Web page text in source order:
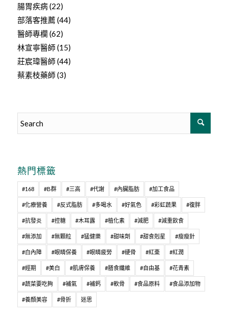
腸胃疾病(22)
部落客推薦 (44)
醫師專欄 (62)
林宣寧醫師(15)
莊宸瑋醫師(44)
蔡素枝藥師(3)
熱門標籤
#168 #B群 #三高 #代謝 #內臟脂肪 #加工食品
#化療營養 #反式脂肪 #多喝水 #好氣色 #彩虹蔬果 #復胖
#抗發炎 #控糖 #木耳露 #植化素 #減肥 #減重飲食
#無添加 #無顆粒 #猛健樂 #甜味劑 #甜食剋星 #瘦瘦針
#白內障 #眼睛保養 #眼睛疲勞 #硬骨 #紅棗 #紅潤
#經期 #美白 #肌膚保養 #膳食纖維 #自由基 #花青素
#蔬菜要吃夠 #補氣 #補鈣 #軟骨 #食品原料 #食品添加物
#養顏美容 #骨折 迷思